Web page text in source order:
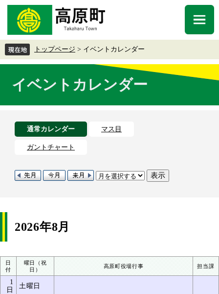
先
頭
を
飛
ニ
ュ
トップページ > イベントカレンダー
イベントカレンダー
通常カレンダー マス目
ガントチャート
2026年8月
日
付
曜日（祝
日）
高原町役場行事 担当課
1
日
土曜日